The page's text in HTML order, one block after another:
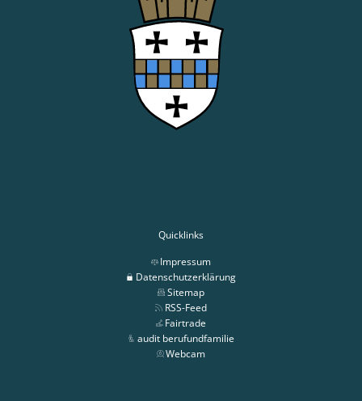
Quicklinks
Impressum
Datenschutzerklärung
Sitemap
RSS-Feed
Fairtrade
audit berufundfamilie
Webcam